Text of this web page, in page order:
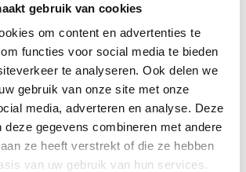
gebruik van cookies
om content en advertenties te
functies voor social media te bieden
te analyseren. Ook delen we
gebruik van onze site met onze
media, adverteren en analyse. Deze
deze gegevens combineren met andere
ze heeft verstrekt of die ze hebben
van uw gebruik van hun services.
29,7 cm) A4 poster (29,7 x 21 cm)
€2,50